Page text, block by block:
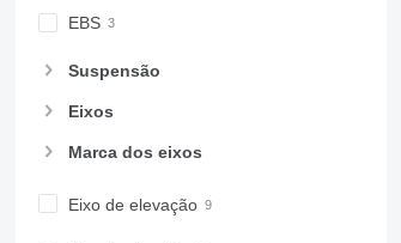
EBS
Suspensão
Eixos
Marca dos eixos
Eixo de elevação